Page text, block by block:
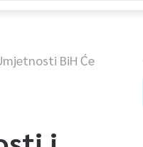
BiH Će